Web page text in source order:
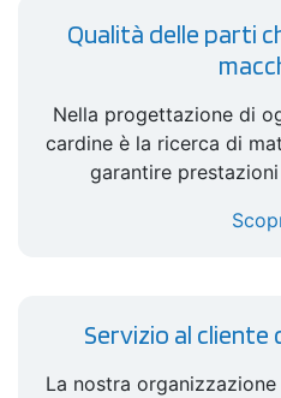
Qualità delle parti
Nella progettazione di
cardine è la ricerca di
garantire
Servizio al cliente
La nostra